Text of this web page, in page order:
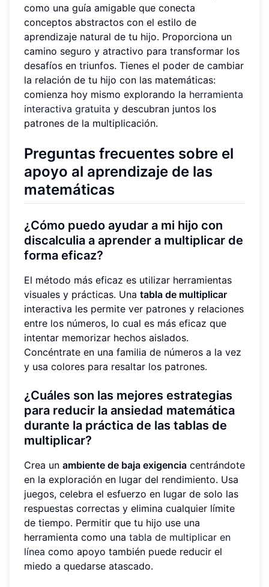
como una guía amigable que conecta
conceptos abstractos con el estilo de
aprendizaje natural de tu hijo. Proporciona un
camino seguro y atractivo para transformar los
desafíos en triunfos. Tienes el poder de cambiar
la relación de tu hijo con las matemáticas:
comienza hoy mismo explorando la herramienta
interactiva gratuita y descubran juntos los
patrones de la multiplicación.
Preguntas frecuentes sobre el
apoyo al aprendizaje de las
matemáticas
¿Cómo puedo ayudar a mi hijo con
discalculia a aprender a multiplicar de
forma eficaz?
El método más eficaz es utilizar herramientas
visuales y prácticas. Una tabla de multiplicar
interactiva les permite ver patrones y relaciones
entre los números, lo cual es más eficaz que
intentar memorizar hechos aislados.
Concéntrate en una familia de números a la vez
y usa colores para resaltar los patrones.
¿Cuáles son las mejores estrategias
para reducir la ansiedad matemática
durante la práctica de las tablas de
multiplicar?
Crea un ambiente de baja exigencia centrándote
en la exploración en lugar del rendimiento. Usa
juegos, celebra el esfuerzo en lugar de solo las
respuestas correctas y elimina cualquier límite
de tiempo. Permitir que tu hijo use una
herramienta como una tabla de multiplicar en
línea como apoyo también puede reducir el
miedo a quedarse atascado.